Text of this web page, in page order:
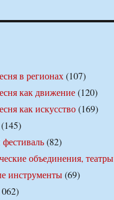
в регионах(107)
как движение(120)
как искусство(169)
(145)
(82)
объединения, театры
инструменты(69)